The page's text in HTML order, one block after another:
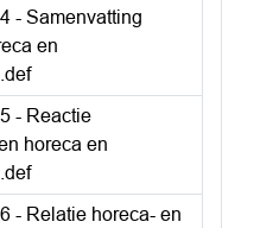
- Samenvatting
en
- Reactie
horeca en
- Relatie horeca- en